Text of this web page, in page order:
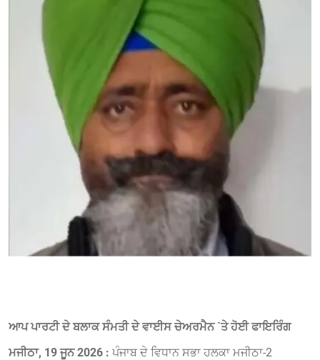
ਆਪ ਪਾਰਟੀ ਦੇ ਬਲਾਕ ਸੰਮਤੀ ਦੇ ਵਾਈਸ ਚੇਅਰਮੈਨ `ਤੇ ਹੋਈ ਫਾਇਰਿੰਗ
ਮਜੀਠਾ, 19 ਜੂਨ 2026 : ਪੰਜਾਬ ਦੇ ਵਿਧਾਨ ਸਭਾ ਹਲਕਾ ਮਜੀਠਾ-2